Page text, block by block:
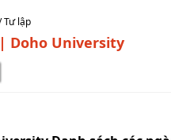
Tư lập
Doho University